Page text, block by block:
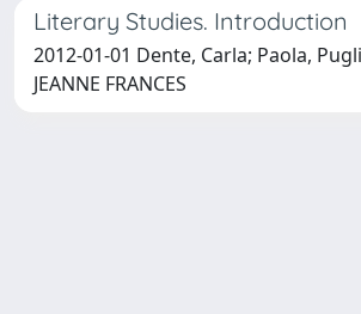
Literary Studies. Introduction
2012-01-01 Dente, Carla; Paola,
JEANNE FRANCES